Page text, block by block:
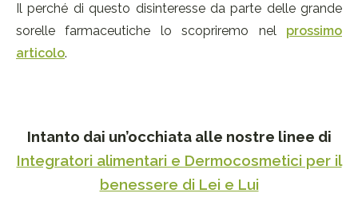
Il perché di questo disinteresse da parte delle grande
sorelle farmaceutiche lo scopriremo nel prossimo
articolo.
Intanto dai un’occhiata alle nostre linee di
Integratori alimentari e Dermocosmetici per il
benessere di Lei e Lui